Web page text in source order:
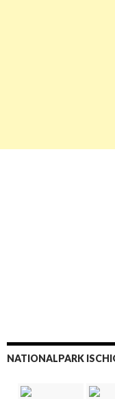
NATIONALPARK